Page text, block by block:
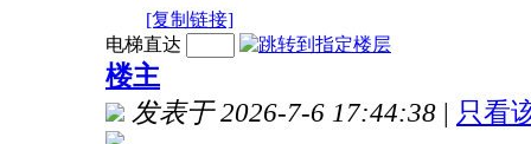
[复制链接]
电梯直达
楼主
发表于 2026-7-6 17:44:38 | 只看